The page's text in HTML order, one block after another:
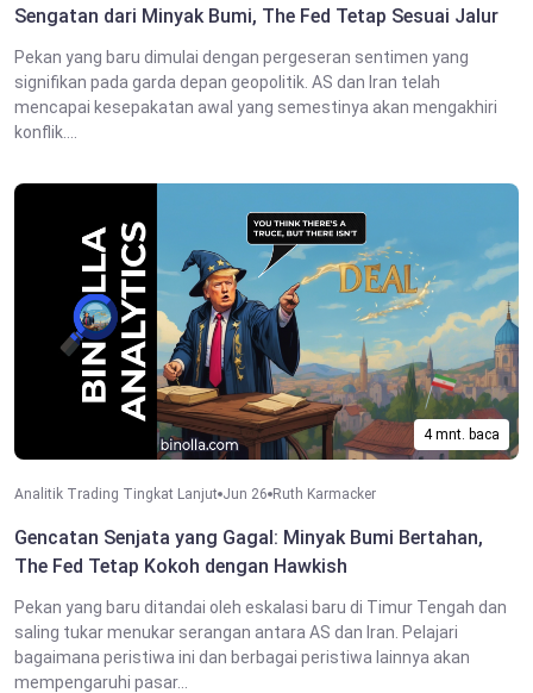
Sengatan dari Minyak Bumi, The Fed Tetap Sesuai Jalur
Pekan yang baru dimulai dengan pergeseran sentimen yang
signifikan pada garda depan geopolitik. AS dan Iran telah
mencapai kesepakatan awal yang semestinya akan mengakhiri
konflik....
4 mnt. baca
Analitik Trading Tingkat Lanjut Jun 26 Ruth Karmacker
Gencatan Senjata yang Gagal: Minyak Bumi Bertahan,
The Fed Tetap Kokoh dengan Hawkish
Pekan yang baru ditandai oleh eskalasi baru di Timur Tengah dan
saling tukar menukar serangan antara AS dan Iran. Pelajari
bagaimana peristiwa ini dan berbagai peristiwa lainnya akan
mempengaruhi pasar...